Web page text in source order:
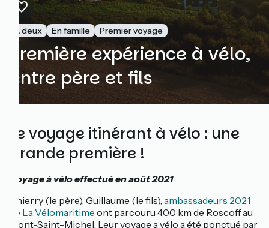
À deux En famille Premier voyage
Première expérience à vélo,
entre père et fils
Le voyage itinérant à vélo : une
grande première !
Voyage à vélo effectué en août 2021
Thierry (le père), Guillaume (le fils), ambassadeurs 2021
de La Vélomaritime ont parcouru 400 km de Roscoff au
Mont-Saint-Michel. Leur voyage a vélo a été ponctué par